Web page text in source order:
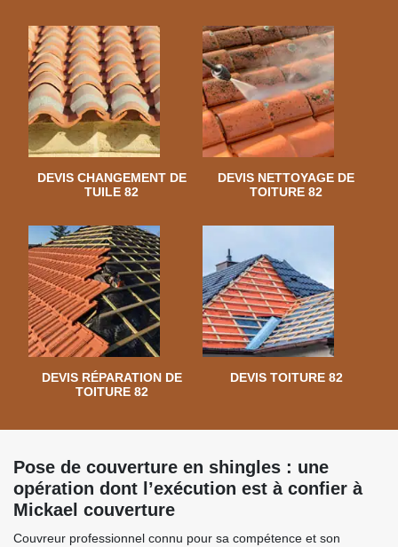
DEVIS CHANGEMENT DE
TUILE 82
DEVIS NETTOYAGE DE
TOITURE 82
DEVIS RÉPARATION DE
TOITURE 82
DEVIS TOITURE 82
Pose de couverture en shingles : une
opération dont l’exécution est à confier à
Mickael couverture
Couvreur professionnel connu pour sa compétence et son